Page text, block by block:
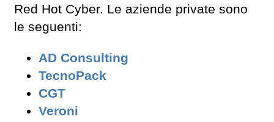
Red Hot Cyber. Le aziende private sono
le seguenti:
AD Consulting
TecnoPack
CGT
Veroni